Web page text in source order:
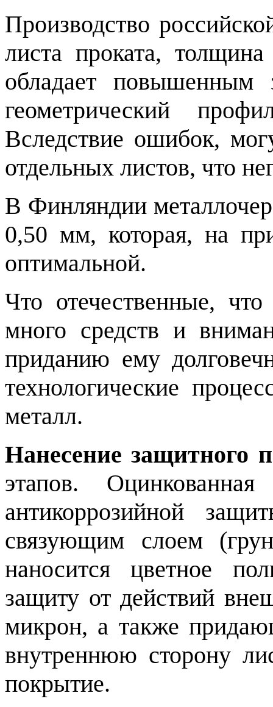
Производство
листа проката,
обладает повышенным
геометрический
Вследствие ошибок,
отдельных листов, что
В Финляндии
0,50 мм, которая, на
оптимальной.
Что отечественные,
много средств и
приданию ему
технологические
металл.
Нанесение защитного
этапов.
антикоррозийной
связующим слоем
наносится цветное
защиту от действий
микрон, а также
внутреннюю сторону
покрытие.